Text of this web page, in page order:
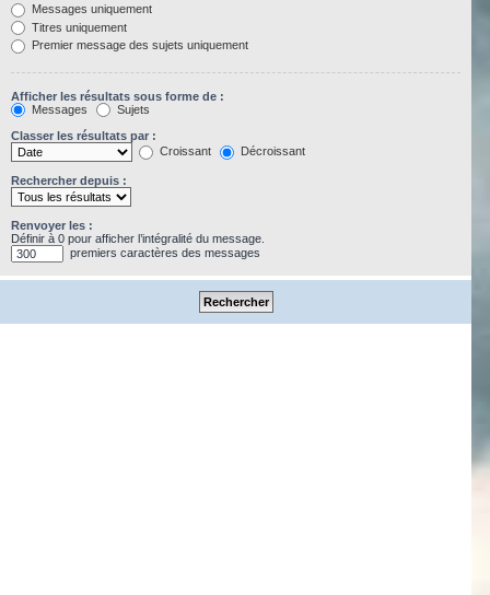
Messages uniquement
Titres uniquement
Premier message des sujets uniquement
Afficher les résultats sous forme de :
Messages
Sujets
Classer les résultats par :
Croissant
Décroissant
Rechercher depuis :
Renvoyer les :
Définir à 0 pour afficher l’intégralité du message.
premiers caractères des messages